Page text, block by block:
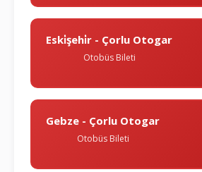
Eski̇şehi̇r - Çorlu Otogar
Otobüs Bileti
Gebze - Çorlu Otogar
Otobüs Bileti